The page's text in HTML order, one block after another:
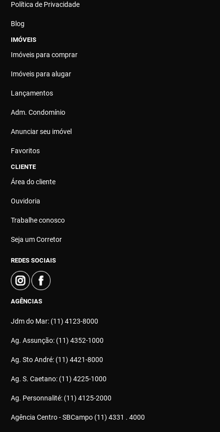
Política de Privacidade
Blog
IMÓVEIS
Imóveis para comprar
Imóveis para alugar
Lançamentos
Adm. Condomínio
Anunciar seu imóvel
Favoritos
CLIENTE
Área do cliente
Ouvidoria
Trabalhe conosco
Seja um Corretor
REDES SOCIAIS
AGÊNCIAS
Jdm do Mar: (11) 4123-8000
Ag. Assunção: (11) 4352-1000
Ag. Sto André: (11) 4421-8000
Ag. S. Caetano: (11) 4225-1000
Ag. Personnalité: (11) 4125-2000
Agência Centro - SBCampo (11) 4331 . 4000